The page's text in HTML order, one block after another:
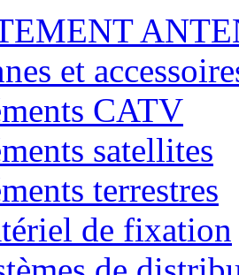
et
CATV
satellites
terrestres
de fixation